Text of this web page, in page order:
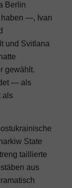
Berlin
—, Ivan
und Svitlana
gewählt.
— als
als
State
taillierte
aus